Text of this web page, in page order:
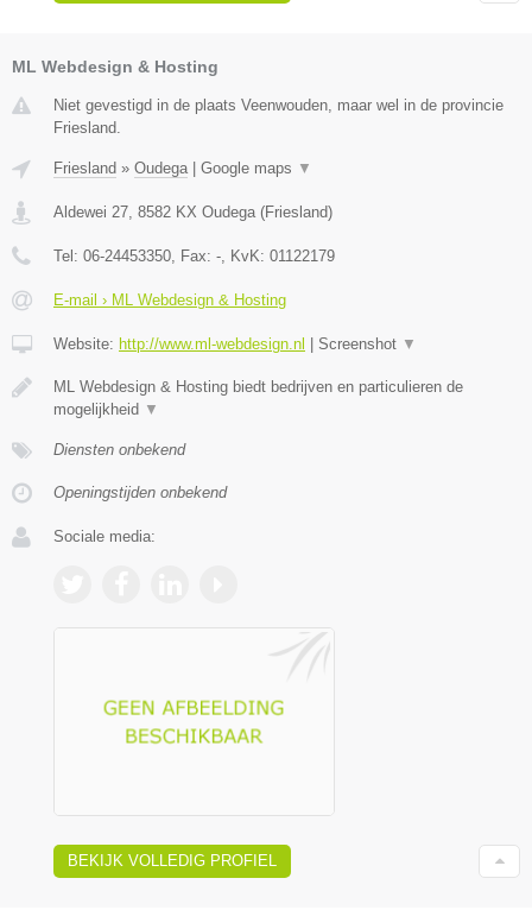
ML Webdesign & Hosting
Niet gevestigd in de plaats Veenwouden, maar wel in de provincie
Friesland.
Friesland » Oudega| Google maps ▼
Aldewei 27, 8582 KX Oudega(Friesland)
Tel: 06-24453350, Fax: -, KvK: 01122179
E-mail › ML Webdesign & Hosting
Website: http://www.ml-webdesign.nl Screenshot ▼
ML Webdesign & Hosting biedt bedrijven en particulieren de
mogelijkheid ▼
Diensten onbekend
Openingstijden onbekend
Sociale media:
BEKIJK VOLLEDIG PROFIEL